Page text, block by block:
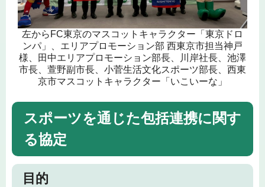
左からFC東京のマスコットキャラクター「東京ドロ
ンパ」、エリアプロモーション部 西東京市担当神戸
様、田中エリアプロモーション部長、川岸社長、池澤
市長、萱野副市長、小菅生活文化スポーツ部長、西東
京市マスコットキャラクター「いこいーな」
スポーツを通じた包括連携に関す
る協定
目的